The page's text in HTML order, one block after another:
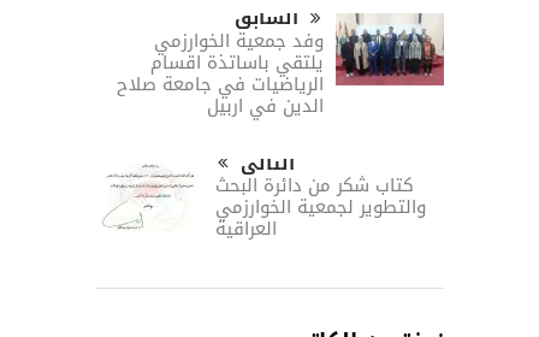
السابق
وفد جمعية الخوارزمي
يلتقي باساتذة اقسام
الرياضيات في جامعة صلاح
الدين في اربيل
التالى
كتاب شكر من دائرة البحث
والتطوير لجمعية الخوارزمي
العراقية